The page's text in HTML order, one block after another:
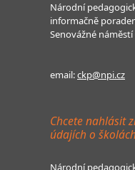
Národní
informačně
Senovážné náměstí
email:ckp@npi.cz
Chcete nahlásit
údajích o
Národní